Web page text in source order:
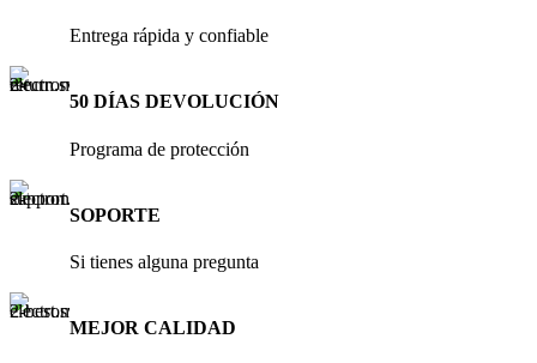
Entrega rápida y confiable
50 DÍAS DEVOLUCIÓN
Programa de protección
SOPORTE
Si tienes alguna pregunta
MEJOR CALIDAD